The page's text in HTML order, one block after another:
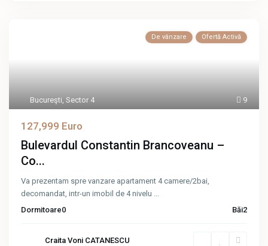
9
Bucureşti,Sector 4
De vânzare Ofertă Activă
127,999 Euro
Bulevardul Constantin Brancoveanu –
Co...
Va prezentam spre vanzare apartament 4 camere/2bai,
decomandat, intr-un imobil de 4 nivelu ...
Dormitoare0 Băi2
Craita Voni CATANESCU